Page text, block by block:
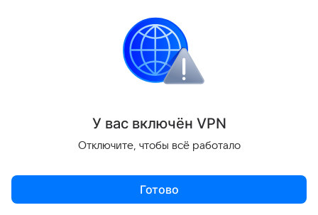
Актуальное Топ дня Видео Приложение
У вас включён VPN
Отключите, чтобы всё работало
Готово